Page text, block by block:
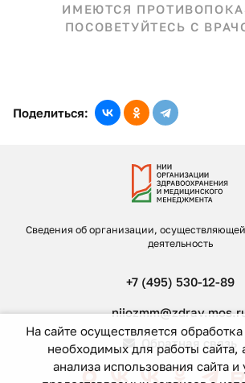
ИМЕЮТСЯ
ПОСОВЕТУЙТЕСЬ С
Поделиться:
Сведения об организации,
деятельность
+7 (495) 530-12-89
Обратная связь
На сайте осуществляется
необходимых для работы сайта,
анализа использования сайта